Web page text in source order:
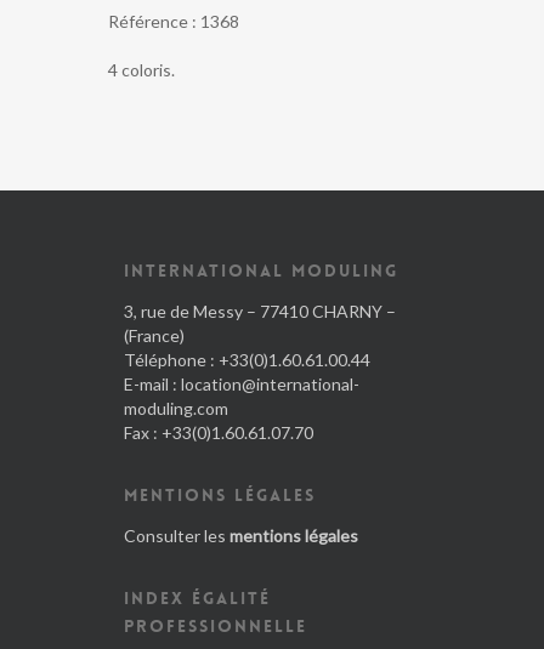
Référence : 1368
4 coloris.
INTERNATIONAL MODULING
3, rue de Messy – 77410 CHARNY –
(France)
Téléphone : +33(0)1.60.61.00.44
E-mail : location@international-
moduling.com
Fax : +33(0)1.60.61.07.70
MENTIONS LÉGALES
Consulter les mentions légales
INDEX ÉGALITÉ
PROFESSIONNELLE